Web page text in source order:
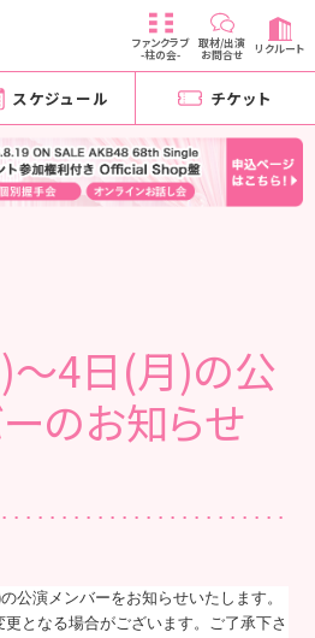
ファンクラブ
-柱の会-
取材/出演
お問合せ リクルート
スケジュール チケット
4日(月)の公
のお知らせ
公演メンバーをお知らせいたします。
となる場合がございます。ご了承下さ